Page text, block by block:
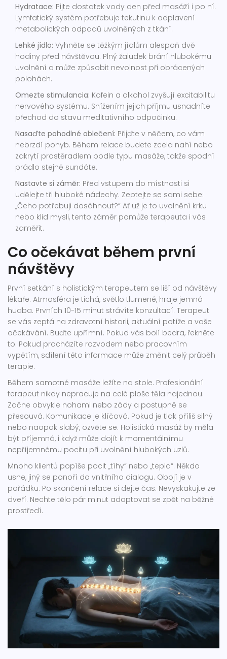
Hydratace: Pijte dostatek vody den před masáží i po ní.
Lymfatický systém potřebuje tekutinu k odplavení
metabolických odpadů uvolněných z tkání.
Lehké jídlo: Vyhněte se těžkým jídlům alespoň dvě
hodiny před návštěvou. Plný žaludek brání hlubokému
uvolnění a může způsobit nevolnost při obrácených
polohách.
Omezte stimulancia: Kofein a alkohol zvyšují excitabilitu
nervového systému. Snížením jejich příjmu usnadníte
přechod do stavu meditativního odpočinku.
Nasaďte pohodlné oblečení: Přijďte v něčem, co vám
nebrzdí pohyb. Během relace budete zcela nahí nebo
zakrytí prostěradlem podle typu masáže, takže spodní
prádlo stejně sundáte.
Nastavte si záměr: Před vstupem do místnosti si
udělejte tři hluboké nádechy. Zeptejte se sami sebe:
„Čeho potřebuji dosáhnout?“ Ať už je to uvolnění krku
nebo klid mysli, tento záměr pomůže terapeuta i vás
zaměřit.
Co očekávat během první
návštěvy
První setkání s holistickým terapeutem se liší od návštěvy
lékaře. Atmosféra je tichá, světlo tlumené, hraje jemná
hudba. Prvních 10-15 minut strávíte konzultací. Terapeut
se vás zeptá na zdravotní historii, aktuální potíže a vaše
očekávání. Buďte upřímní. Pokud vás bolí bedra, řekněte
to. Pokud procházíte rozvodem nebo pracovním
vypětím, sdílení této informace může změnit celý průběh
terapie.
Během samotné masáže ležíte na stole. Profesionální
terapeut nikdy nepracuje na celé ploše těla najednou.
Začne obvykle nohami nebo zády a postupně se
přesouvá. Komunikace je klíčová. Pokud je tlak příliš silný
nebo naopak slabý, ozvěte se. Holistická masáž by měla
být příjemná, i když může dojít k momentálnímu
nepříjemnému pocitu při uvolnění hlubokých uzlů.
Mnoho klientů popíše pocit „tíhy“ nebo „tepla“. Někdo
usne, jiný se ponoří do vnitřního dialogu. Obojí je v
pořádku. Po skončení relace si dejte čas. Nevyskakujte ze
dveří. Nechte tělo pár minut adaptovat se zpět na běžné
prostředí.